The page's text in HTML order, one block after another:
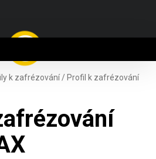
k zafrézování / Profil k zafrézování